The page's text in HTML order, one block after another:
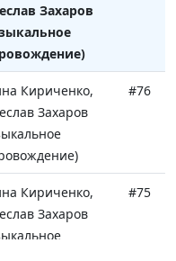
Захаров
Кириченко,
Захаров
#76
Кириченко,
Захаров
#75